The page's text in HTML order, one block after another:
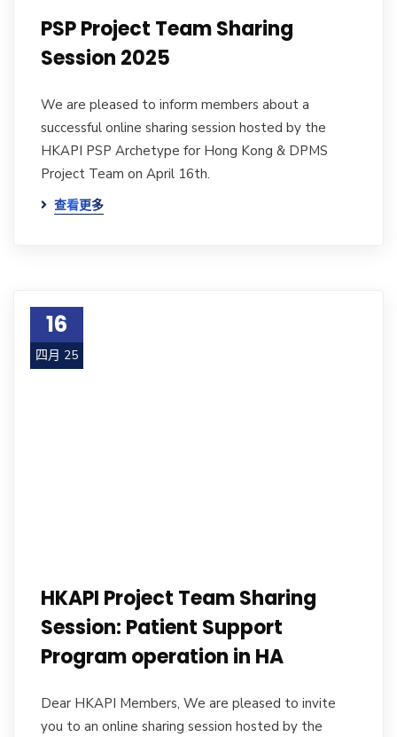
PSP Project Team Sharing
Session 2025
We are pleased to inform members about a
successful online sharing session hosted by the
HKAPI PSP Archetype for Hong Kong & DPMS
Project Team on April 16th.
查看更多
16
四月 25
HKAPI Project Team Sharing
Session: Patient Support
Program operation in HA
Dear HKAPI Members, We are pleased to invite
you to an online sharing session hosted by the